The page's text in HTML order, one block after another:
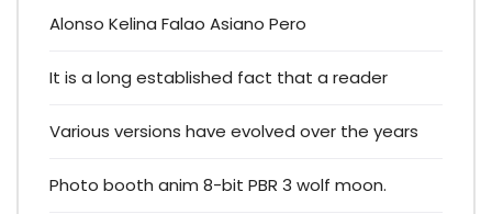
Alonso Kelina Falao Asiano Pero
It is a long established fact that a reader
Various versions have evolved over the years
Photo booth anim 8-bit PBR 3 wolf moon.